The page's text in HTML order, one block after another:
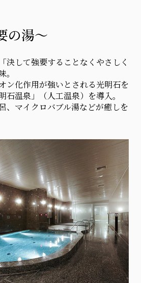
の湯～
決して強要することなくやさしく
ン化作用が強いとされる光明石を
石温泉」（人工温泉）を導入。
、マイクロバブル湯などが癒しを